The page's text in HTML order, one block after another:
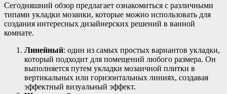
Сегодняшний обзор предлагает ознакомиться с различными
типами укладки мозаики, которые можно использовать для
создания интересных дизайнерских решений в ванной
комнате.
Линейный: один из самых простых вариантов укладки,
который подходит для помещений любого размера. Он
выполняется путем укладки мозаичной плитки в
вертикальных или горизонтальных линиях, создавая
эффектный визуальный эффект.